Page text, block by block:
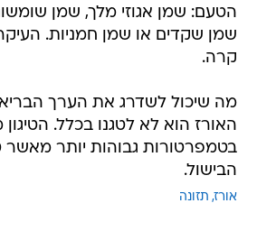
הטעם: שמן אגוזי מלך, שמן
שמן שקדים או שמן חמניות.
קרה.
מה שיכול לשדרג את הערך
האורז הוא לא לטגנו בכלל.
בטמפרטורות גבוהות יותר
הבישול.
אורז תזונה